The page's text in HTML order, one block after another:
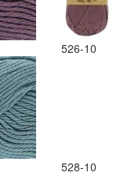
526-10
528-10